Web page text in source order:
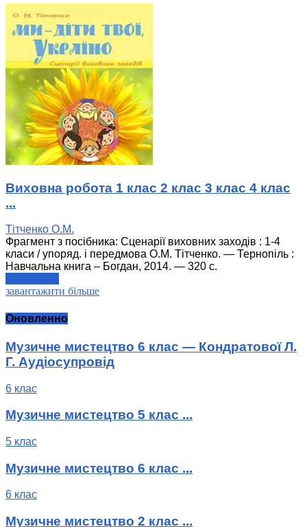
Виховна робота 1 клас 2 клас 3 клас 4 клас
...
Тітченко О.М.
Фрагмент з посібника: Сценарії виховних заходів : 1-4
класи / упоряд. і передмова О.М. Тітченко. — Тернопіль :
Навчальна книга – Богдан, 2014. — 320 с.
завантажити більше
Оновленно
Музичне мистецтво 6 клас — Кондратової Л.
Г. Аудіосупровід
6 клас
Музичне мистецтво 5 клас ...
5 клас
Музичне мистецтво 6 клас ...
6 клас
Музичне мистецтво 2 клас ...